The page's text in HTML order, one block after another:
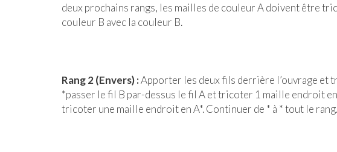
deux prochains rangs, les mailles de couleur A doivent être
couleur B avec la couleur B.
Rang 2 (Envers) :Apporter les deux fils derrière l’ouvrage et
*passer le fil B par-dessus le fil A et tricoter 1 maille endroit
tricoter une maille endroit en A*. Continuer de * à * tout le rang.